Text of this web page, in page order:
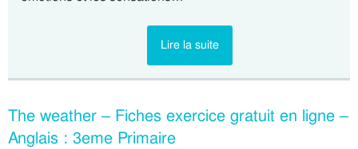
Lire la suite
The weather – Fiches exercice gratuit en ligne –
Anglais : 3eme Primaire